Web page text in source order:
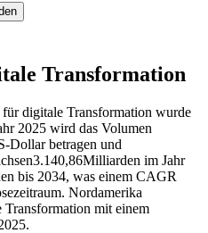
Transformation
digitale Transformation wurde
2025 wird das Volumen
Dollar betragen und
3.140,86Milliarden im Jahr
bis 2034, was einem CAGR
Nordamerika
mit einem